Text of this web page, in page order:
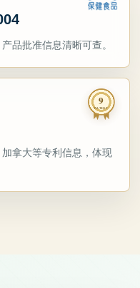
品批准信息清晰可查。
9
PATENT
拿大等专利信息，体现